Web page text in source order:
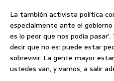
La también activista política
especialmente ante el gobierno
es lo peor que nos podía
decir que no es: puede estar
sobrevivir. La gente mayor
ustedes van, y vamos, a salir